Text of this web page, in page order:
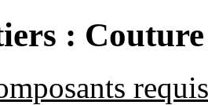
: Couture